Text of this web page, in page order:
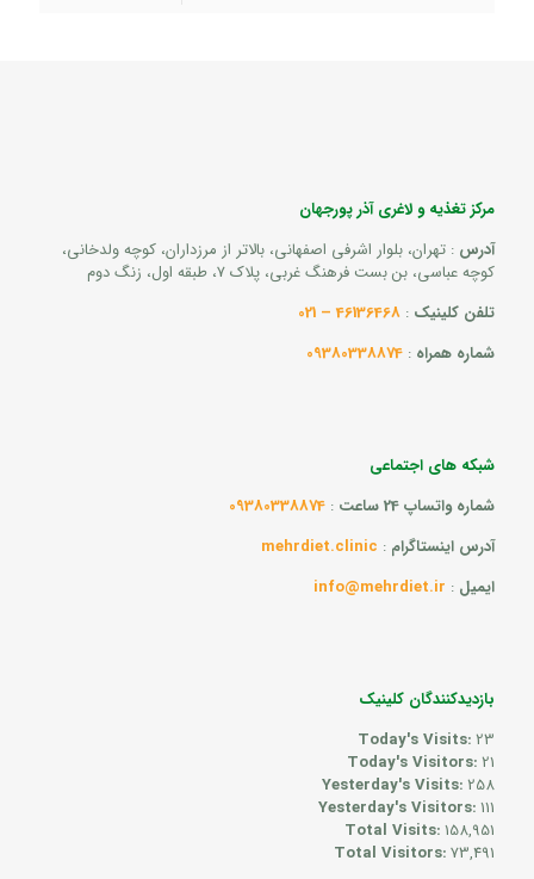
مرکز تغذیه و لاغری آذر پورجهان
آدرس : تهران، بلوار اشرفی اصفهانی، بالاتر از مرزداران، کوچه ولدخانی،
کوچه عباسی، بن بست فرهنگ غربی، پلاک 7، طبقه اول، زنگ دوم
تلفن کلینیک :
46136468 – 021
شماره همراه :
09380338874
شبکه های اجتماعی
شماره واتساپ 24 ساعت
:
09380338874
آدرس اینستاگرام :
mehrdiet.clinic
ایمیل :
info@mehrdiet.ir
بازدیدکنندگان کلینیک
Today's Visits:23
Today's Visitors:21
Yesterday's Visits:258
Yesterday's Visitors:111
Total Visits:158,951
Total Visitors:73,491